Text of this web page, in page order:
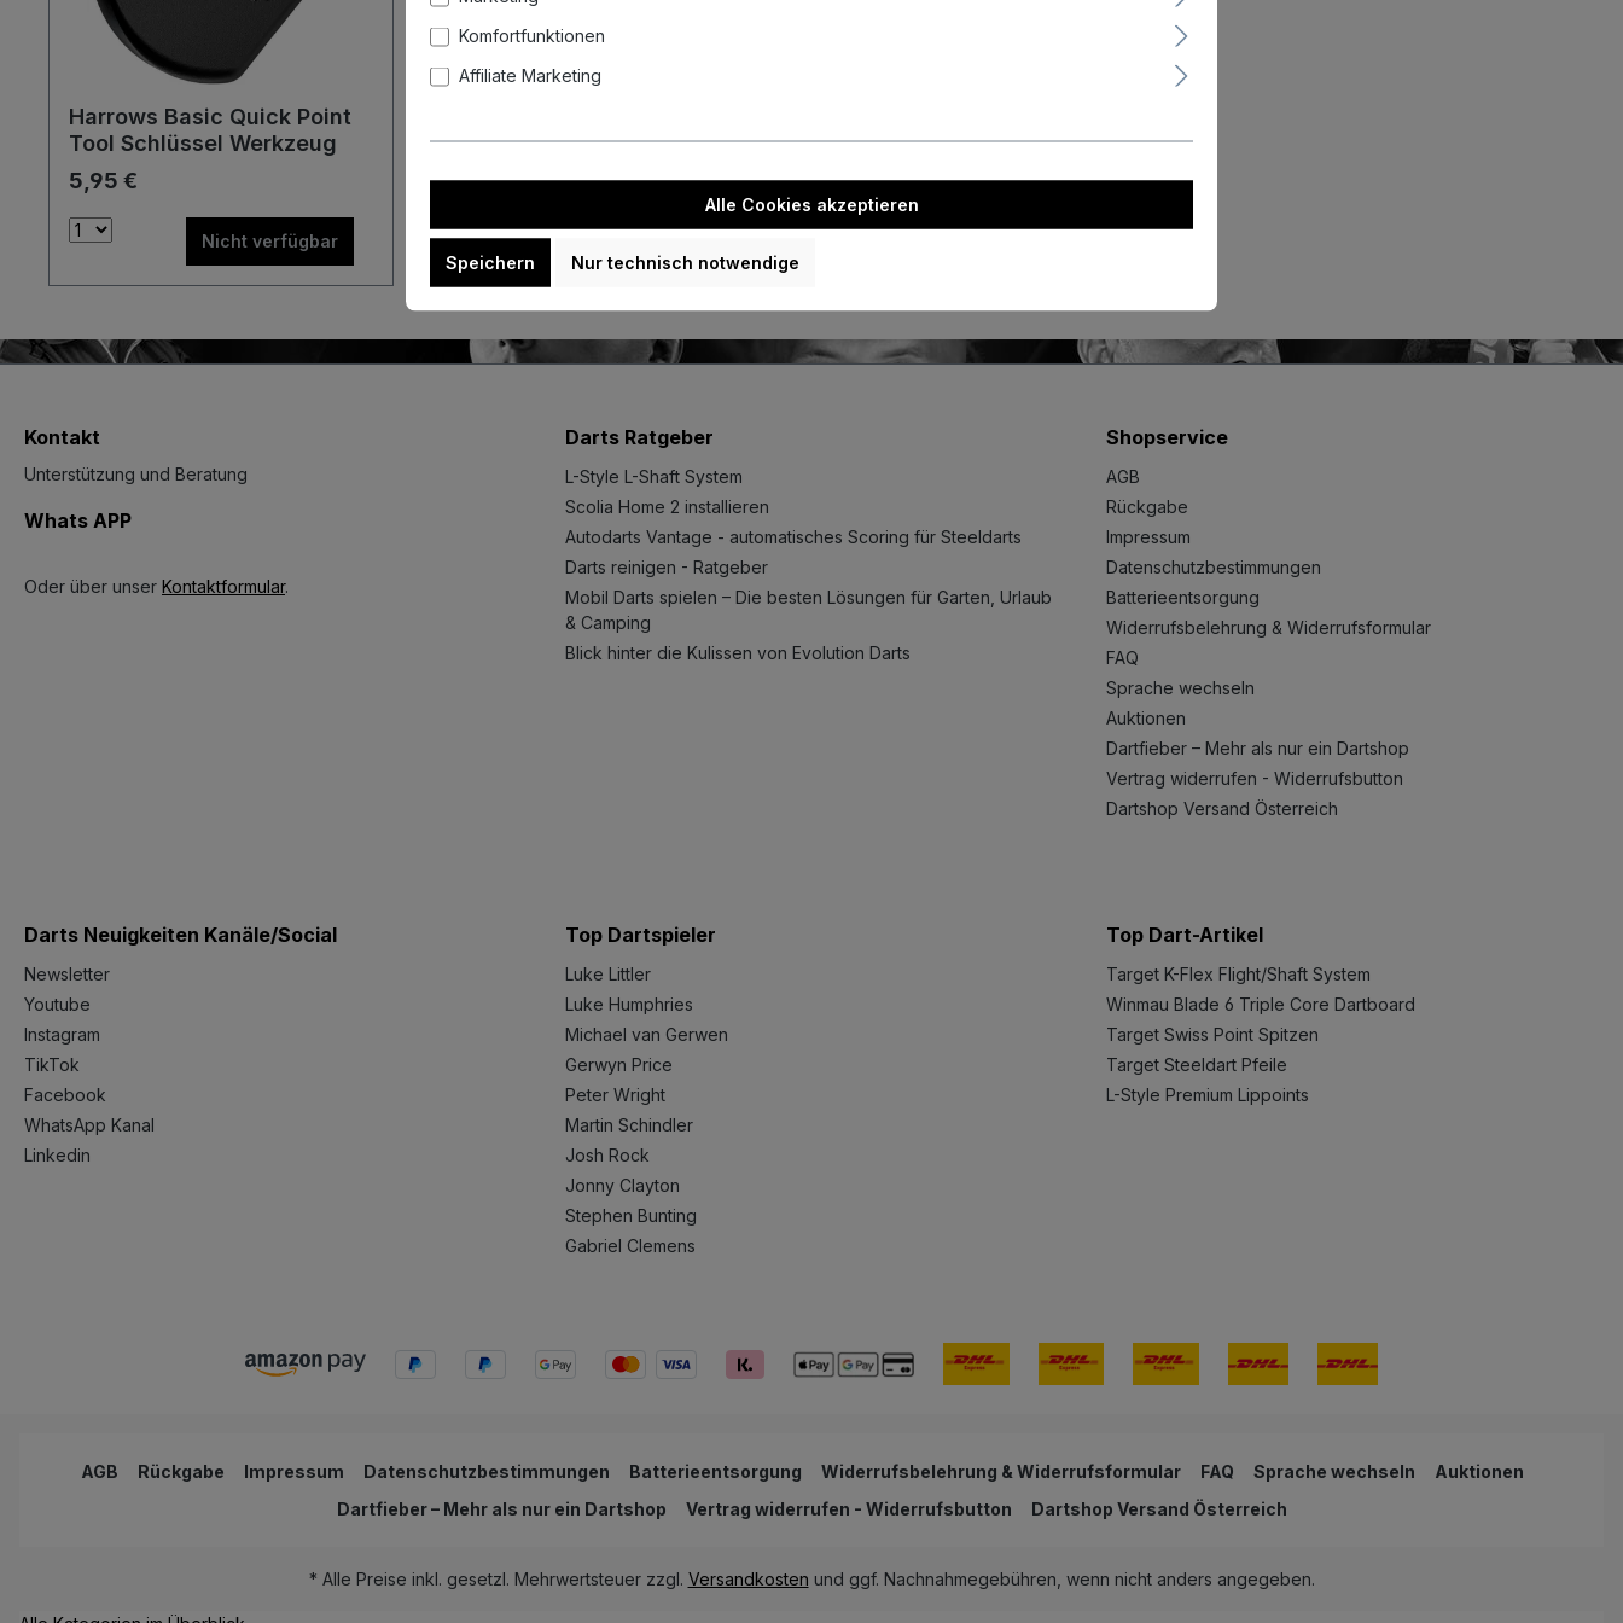
Harrows Basic Quick Point
Tool Schlüssel Werkzeug
5,95 €
Nicht verfügbar
Kontakt
Unterstützung und Beratung
Whats APP
Oder über unser Kontaktformular.
Darts Ratgeber
L-Style L-Shaft System
Scolia Home 2 installieren
Autodarts Vantage - automatisches Scoring für Steeldarts
Darts reinigen - Ratgeber
Mobil Darts spielen – Die besten Lösungen für Garten, Urlaub
& Camping
Blick hinter die Kulissen von Evolution Darts
Shopservice
AGB
Rückgabe
Impressum
Datenschutzbestimmungen
Batterieentsorgung
Widerrufsbelehrung & Widerrufsformular
FAQ
Sprache wechseln
Auktionen
Dartfieber – Mehr als nur ein Dartshop
Vertrag widerrufen - Widerrufsbutton
Dartshop Versand Österreich
Darts Neuigkeiten Kanäle/Social
Newsletter
Youtube
Instagram
TikTok
Facebook
WhatsApp Kanal
Linkedin
Top Dartspieler
Luke Littler
Luke Humphries
Michael van Gerwen
Gerwyn Price
Peter Wright
Martin Schindler
Josh Rock
Jonny Clayton
Stephen Bunting
Gabriel Clemens
Top Dart-Artikel
Target K-Flex Flight/Shaft System
Winmau Blade 6 Triple Core Dartboard
Target Swiss Point Spitzen
Target Steeldart Pfeile
L-Style Premium Lippoints
AGB Rückgabe Impressum Datenschutzbestimmungen Batterieentsorgung Widerrufsbelehrung & Widerrufsformular FAQ Sprache wechseln
Auktionen
Dartfieber – Mehr als nur ein Dartshop
Vertrag widerrufen - Widerrufsbutton Dartshop Versand Österreich
* Alle Preise inkl. gesetzl. Mehrwertsteuer zzgl. Versandkosten und ggf. Nachnahmegebühren, wenn nicht anders angegeben.
Komfortfunktionen
Affiliate Marketing
Alle Cookies akzeptieren
Speichern Nur technisch notwendige